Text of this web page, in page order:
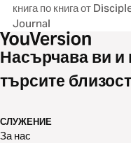
книга по книга от
Journal
Насърчава ви и
търсите
СЛУЖЕНИЕ
За нас